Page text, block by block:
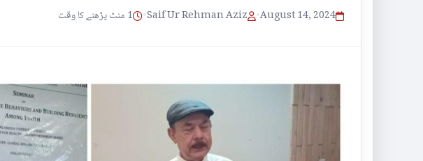
August 14, 2024
•
Saif Ur Rehman Aziz
• 1 منٹ پڑھنے کا وقت